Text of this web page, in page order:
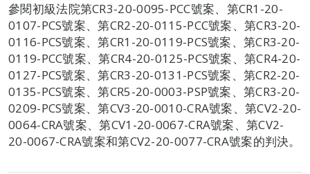
參閱初級法院第CR3-20-0095-PCC號案、第CR1-20-
0107-PCS號案、第CR2-20-0115-PCC號案、第CR3-20-
0116-PCS號案、第CR1-20-0119-PCS號案、第CR3-20-
0119-PCC號案、第CR4-20-0125-PCS號案、第CR4-20-
0127-PCS號案、第CR3-20-0131-PCS號案、第CR2-20-
0135-PCS號案、第CR5-20-0003-PSP號案、第CR3-20-
0209-PCS號案、第CV3-20-0010-CRA號案、第CV2-20-
0064-CRA號案、第CV1-20-0067-CRA號案、第CV2-
20-0067-CRA號案和第CV2-20-0077-CRA號案的判決。